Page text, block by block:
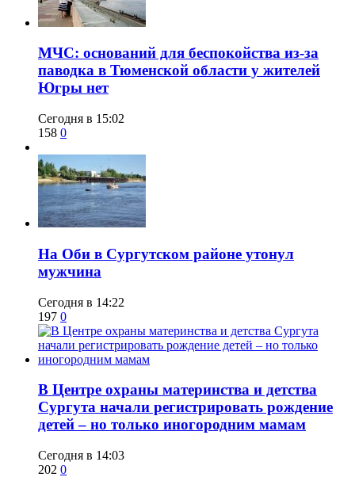
​МЧС: оснований для беспокойства из-за
паводка в Тюменской области у жителей
Югры нет
Сегодня в 15:02
158 0
​На Оби в Сургутском районе утонул
мужчина
Сегодня в 14:22
197 0
​В Центре охраны материнства и детства
Сургута начали регистрировать рождение
детей – но только иногородним мамам
Сегодня в 14:03
202 0